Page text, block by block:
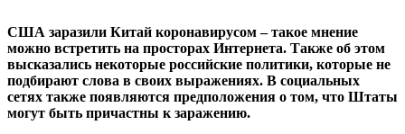
США заразили Китай коронавирусом – такое мнение
можно встретить на просторах Интернета. Также об этом
высказались некоторые российские политики, которые не
подбирают слова в своих выражениях. В социальных
сетях также появляются предположения о том, что Штаты
могут быть причастны к заражению.